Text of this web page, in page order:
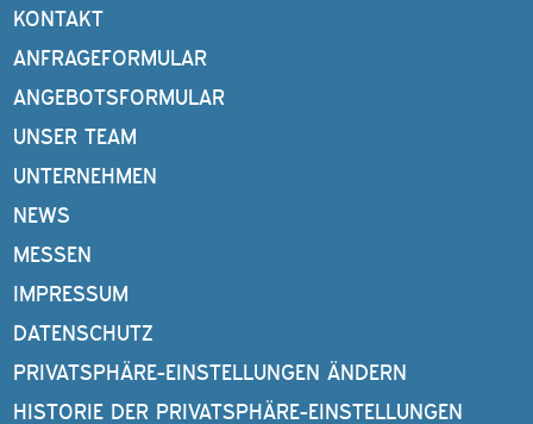
KONTAKT
ANFRAGEFORMULAR
ANGEBOTSFORMULAR
UNSER TEAM
UNTERNEHMEN
NEWS
MESSEN
IMPRESSUM
DATENSCHUTZ
PRIVATSPHÄRE-EINSTELLUNGEN ÄNDERN
HISTORIE DER PRIVATSPHÄRE-EINSTELLUNGEN